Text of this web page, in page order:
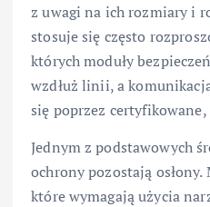
z uwagi na ich rozmiary i
stosuje się często
których moduły
wzdłuż linii, a
się poprzez
Jednym z podstawowych
ochrony pozostają osłony.
które wymagają użycia